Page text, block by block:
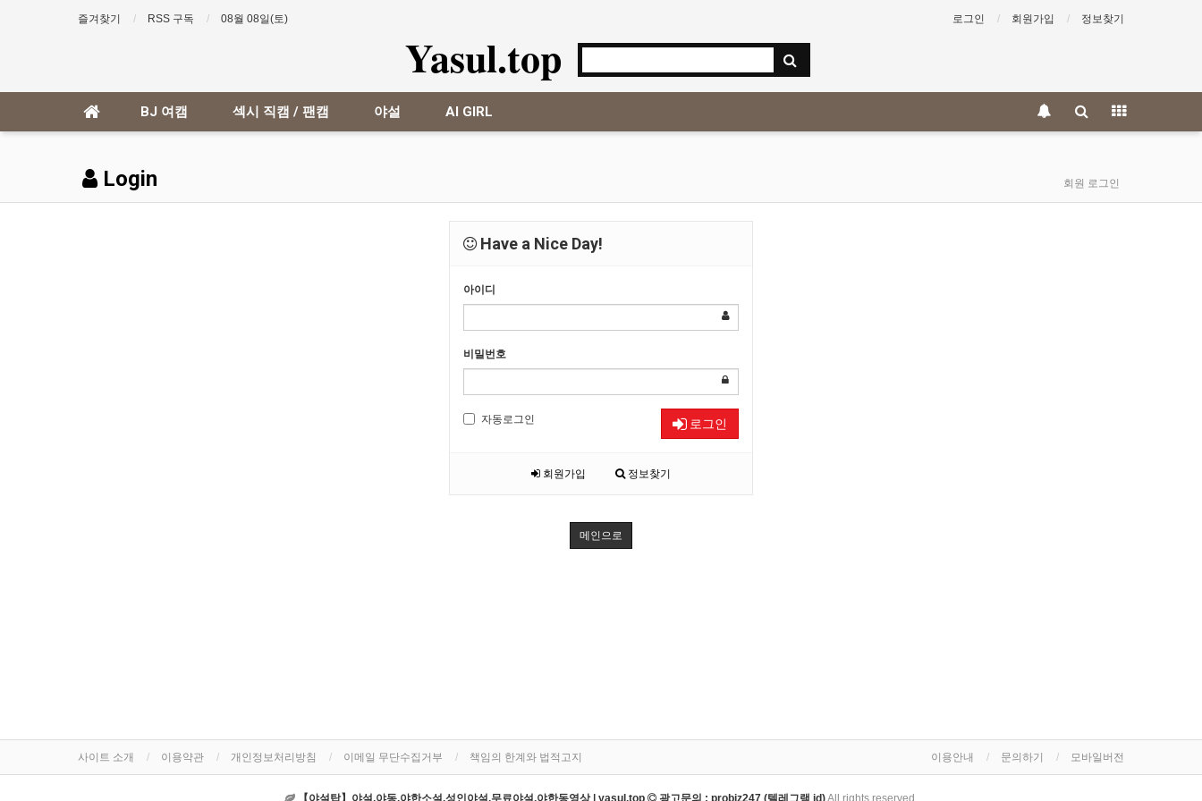
즐겨찾기 RSS 구독 08월 08일(토) 로그인 회원가입 정보찾기
Yasul.top
BJ 여캠 섹시 직캠 / 팬캠 야설 AI GIRL
Login 회원 로그인
Have a Nice Day!
아이디
비밀번호
자동로그인 로그인
회원가입 정보찾기
메인으로
사이트 소개 이용약관 개인정보처리방침 이메일 무단수집거부 책임의 한계와 법적고지 이용안내 문의하기 모바일버전
【야설탑】야설,야동,야한소설,성인야설,무료야설,야한동영상 | yasul.top 광고문의 : probiz247 (텔레그램 id)All rights reserved.